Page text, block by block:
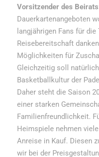
Vorsitzender des
Dauerkartenangeboten
langjährigen Fans für
Reisebereitschaft
Möglichkeiten für
Gleichzeitig soll
Basketballkultur der
Daher steht die Saison
einer starken
Familienfreundlichkeit.
Heimspiele nehmen
Anreise in Kauf. Diesen
wir bei der